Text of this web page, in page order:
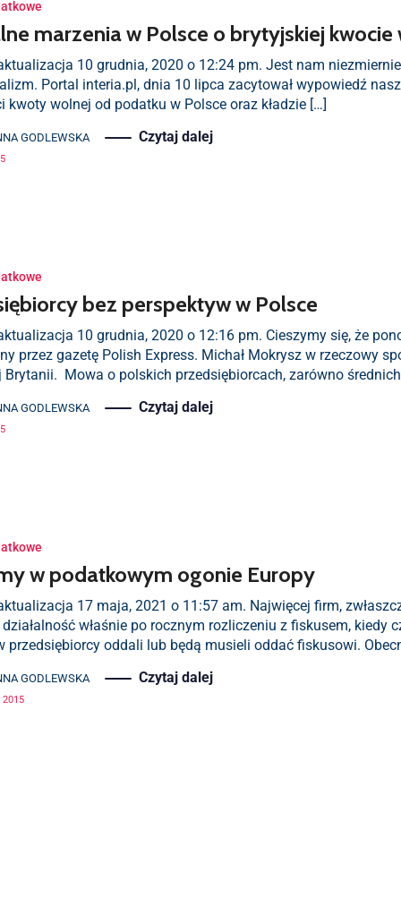
marzenia w Polsce o brytyjskiej
10 grudnia, 2020 o 12:24 pm. Jest nam
Portal interia.pl, dnia 10 lipca zacytował wypowiedź
kwoty wolnej od podatku w Polsce oraz kładzie […]
GODLEWSKA Czytaj dalej
bez perspektyw w Polsce
10 grudnia, 2020 o 12:16 pm. Cieszymy się, że
przez gazetę Polish Express. Michał Mokrysz w rzeczowy
Brytanii. Mowa o polskich przedsiębiorcach, zarówno
GODLEWSKA Czytaj dalej
w podatkowym ogonie Europy
17 maja, 2021 o 11:57 am. Najwięcej firm,
właśnie po rocznym rozliczeniu z fiskusem, kiedy
przedsiębiorcy oddali lub będą musieli oddać fiskusowi.
GODLEWSKA Czytaj dalej
2015